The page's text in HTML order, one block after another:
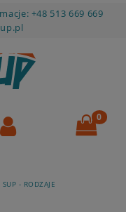
+48 513 669 669
SUP - RODZAJE